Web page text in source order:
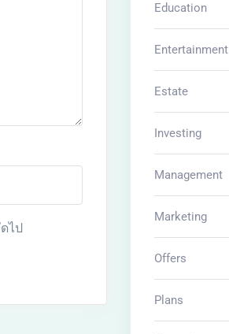
ไป
Education
Entertainment
Estate
Investing
Management
Marketing
Offers
Plans